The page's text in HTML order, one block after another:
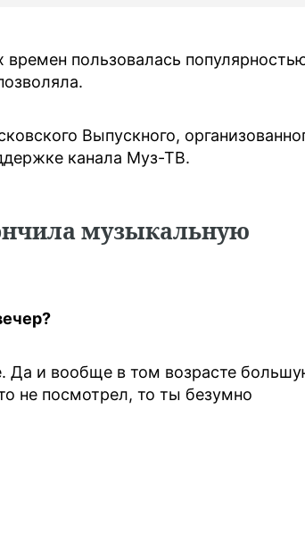
пользовалась
Выпускного,
канала Муз-ТВ.
музыкальную
Да и вообще в том возрасте
не посмотрел, то ты безумно